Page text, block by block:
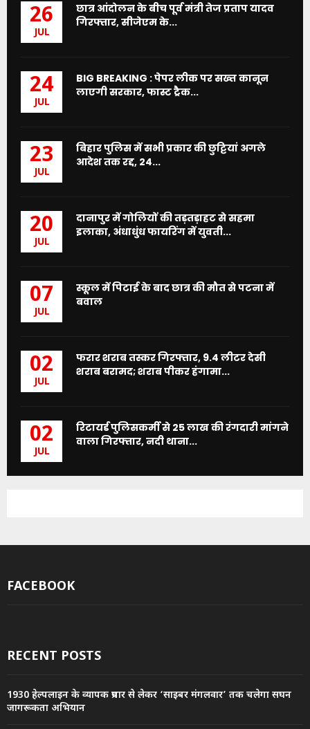
26
JUL
छात्र आंदोलन के बीच पूर्व मंत्री तेज प्रताप यादव
गिरफ्तार, सीजेएम के...
24
JUL
BIG BREAKING : पेपर लीक पर सख्त कानून
लाएगी सरकार, फास्ट ट्रैक...
23
JUL
बिहार पुलिस में सभी प्रकार की छुट्टियां अगले
आदेश तक रद्द, 24...
20
JUL
दानापुर में गोलियों की तड़तड़ाहट से सहमा
इलाका, अंधाधुंध फायरिंग में युवती...
07
JUL
स्कूल में पिटाई के बाद छात्र की मौत से पटना में
बवाल
02
JUL
फरार शराब तस्कर गिरफ्तार, 9.4 लीटर देसी
शराब बरामद; शराब पीकर हंगामा...
02
JUL
रिटायर्ड पुलिसकर्मी से 25 लाख की रंगदारी मांगने
वाला गिरफ्तार, नदी थाना...
FACEBOOK
RECENT POSTS
1930 हेल्पलाइन के व्यापक प्रचार से लेकर ‘साइबर मंगलवार’ तक चलेगा सघन
जागरूकता अभियान